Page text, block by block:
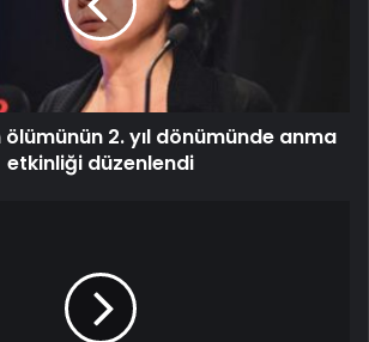
2. yıl dönümünde anma
etkinliği düzenlendi